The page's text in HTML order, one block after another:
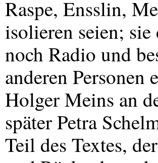
Raspe, Ensslin,
isolieren seien;
noch Radio und
anderen
Holger Meins an
später Petra
Teil des Textes,